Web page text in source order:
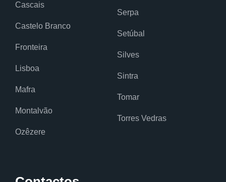
Cascais
Castelo Branco
Fronteira
Lisboa
Mafra
Montalvão
Ozêzere
Serpa
Setúbal
Silves
Sintra
Tomar
Torres Vedras